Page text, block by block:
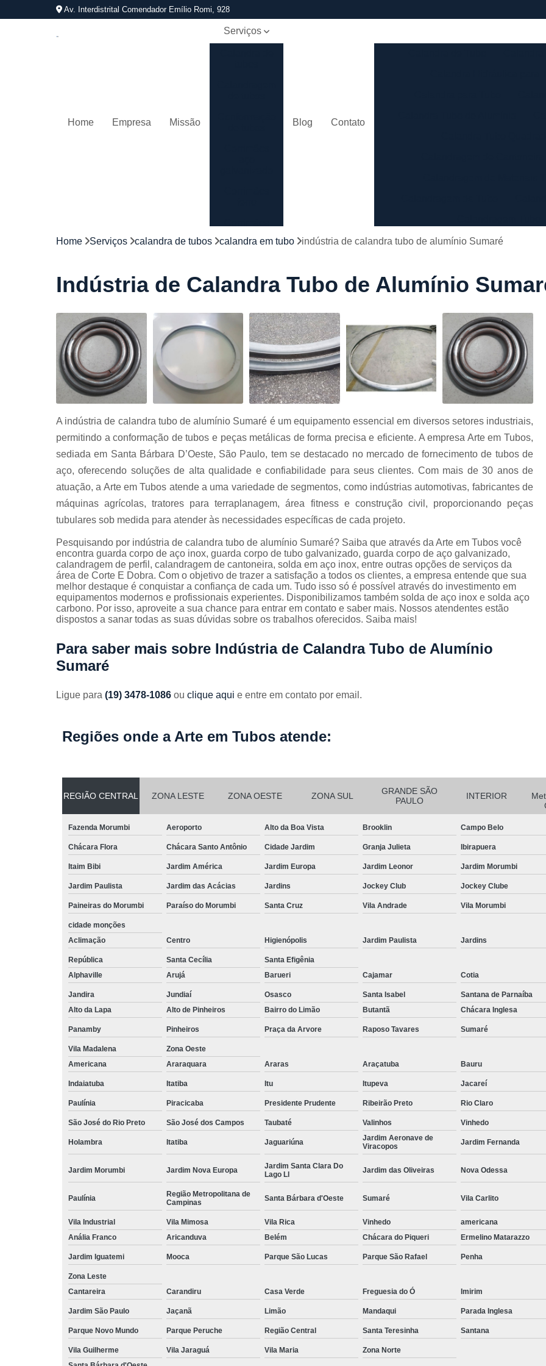
Av. Interdistrital Comendador Emílio Romi, 928
Home Empresa Missão
Serviços
Cortes a
Cortes de
chapa
Curvamento
de tubo
Dobra de
chapas
tubo
Empresas de
corte
Guarda
corpos
carbono
Guarda
Guarda
corpos
galvanizados
Guarda
corpos inox
Serviços de
Soldas em
Soldas em
aço carbono
Blog Contato
Calandragem Tubo em
Conformação com Tubo Tipo
Conformação em
Conformação para
Conformação Tubo de Metal
Corrimão Aço Tipo
Corrimão de
Corrimão de Aço Galvanizado
Corrimão em
Corrimão em Tubo de Aço
Corrimão Galvanizado com
Corrimão
Corrimão de Ferro
Corrimão Escada Interna Ferro
Corrimão Ferro de Escada
Corrimão Ferro para Escada
Corrimão Ferro Quadrado
Corrimão de Escada de Ferro
Corrimão Escada Interna
Corrimão Inox de Escada
Corte a Laser Chapa Aço Inox
Corte a Laser em Chapa
Corte a Laser Oxigênio
Solda a Laser
Corte Chapa a Laser
Corte de Chapa a Laser
Corte
Corte de Chapa Inox a Laser
Curvamento de Tubos a
Curvamento de Tubos de
Curvamento de Tubos
Curvamento de Tubos
Corte e Dobra Chapa
Corte e
Dobra Chapa de Alumínio
Dobra de Chapa de
Dobradeira de Chapa
Dobra de
Dobra de Tubo Redondo
Dobra Tubo Quadrado
Dobra
Empresa Corte a Laser
Empresa de Corte a Laser
Empresa de Corte a Laser Chapa
Home Serviços calandra de tubos calandra em tubo indústria de calandra tubo de alumínio Sumaré
Indústria de Calandra Tubo de Alumínio
A indústria de calandra tubo de alumínio Sumaré é um equipamento essencial em diversos setores industriais,
permitindo a conformação de tubos e peças metálicas de forma precisa e eficiente. A empresa Arte em Tubos,
sediada em Santa Bárbara D’Oeste, São Paulo, tem se destacado no mercado de fornecimento de tubos de
aço, oferecendo soluções de alta qualidade e confiabilidade para seus clientes. Com mais de 30 anos de
atuação, a Arte em Tubos atende a uma variedade de segmentos, como indústrias automotivas, fabricantes de
máquinas agrícolas, tratores para terraplanagem, área fitness e construção civil, proporcionando peças
tubulares sob medida para atender às necessidades específicas de cada projeto.
Pesquisando por indústria de calandra tubo de alumínio Sumaré? Saiba que através da Arte em Tubos você
encontra guarda corpo de aço inox, guarda corpo de tubo galvanizado, guarda corpo de aço galvanizado,
calandragem de perfil, calandragem de cantoneira, solda em aço inox, entre outras opções de serviços da
área de Corte E Dobra. Com o objetivo de trazer a satisfação a todos os clientes, a empresa entende que sua
melhor destaque é conquistar a confiança de cada um. Tudo isso só é possível através do investimento em
equipamentos modernos e profissionais experientes. Disponibilizamos também solda de aço inox e solda aço
carbono. Por isso, aproveite a sua chance para entrar em contato e saber mais. Nossos atendentes estão
dispostos a sanar todas as suas dúvidas sobre os trabalhos oferecidos. Saiba mais!
Para saber mais sobre Indústria de Calandra Tubo de Alumínio
Sumaré
Ligue para (19) 3478-1086 ou clique aqui e entre em contato por email.
Regiões onde a Arte em Tubos atende:
REGIÃO CENTRAL ZONA LESTE ZONA OESTE ZONA SUL
GRANDE SÃO
PAULO
INTERIOR
Fazenda Morumbi Aeroporto Alto da Boa Vista Brooklin Campo Belo
Chácara Flora Chácara Santo Antônio Cidade Jardim Granja Julieta Ibirapuera
Itaim Bibi Jardim América Jardim Europa Jardim Leonor Jardim Morumbi
Jardim Paulista Jardim das Acácias Jardins Jockey Club Jockey Clube
Paineiras do Morumbi Paraíso do Morumbi Santa Cruz Vila Andrade Vila Morumbi
cidade monções
Aclimação
Centro Higienópolis Jardim Paulista Jardins
República Santa Cecília
Santa Efigênia
Alphaville
Arujá Barueri Cajamar Cotia
Jandira Jundiaí Osasco Santa Isabel Santana de Parnaíba
Alto da Lapa
Alto de Pinheiros Bairro do Limão Butantã Chácara Inglesa
Panamby Pinheiros Praça da Arvore Raposo Tavares Sumaré
Vila Madalena
Zona Oeste
Americana
Araraquara Araras Araçatuba Bauru
Indaiatuba Itatiba Itu Itupeva Jacareí
Paulínia Piracicaba Presidente Prudente Ribeirão Preto Rio Claro
São José do Rio Preto São José dos Campos Taubaté Valinhos Vinhedo
Holambra Itatiba Jaguariúna
Jardim Aeronave de
Viracopos
Jardim Fernanda
Jardim Morumbi Jardim Nova Europa
Jardim Santa Clara Do
Lago Ll
Jardim das Oliveiras Nova Odessa
Paulínia
Região Metropolitana de
Campinas
Santa Bárbara d'Oeste Sumaré Vila Carlito
Vila Industrial Vila Mimosa Vila Rica Vinhedo
americana
Anália Franco
Aricanduva Belém Chácara do Piqueri Ermelino Matarazzo
Jardim Iguatemi Mooca Parque São Lucas Parque São Rafael Penha
Zona Leste
Cantareira
Carandiru Casa Verde Freguesia do Ó Imirim
Jardim São Paulo Jaçanã Limão Mandaqui Parada Inglesa
Parque Novo Mundo Parque Peruche Região Central Santa Teresinha Santana
Vila Guilherme Vila Jaraguá Vila Maria
Zona Norte